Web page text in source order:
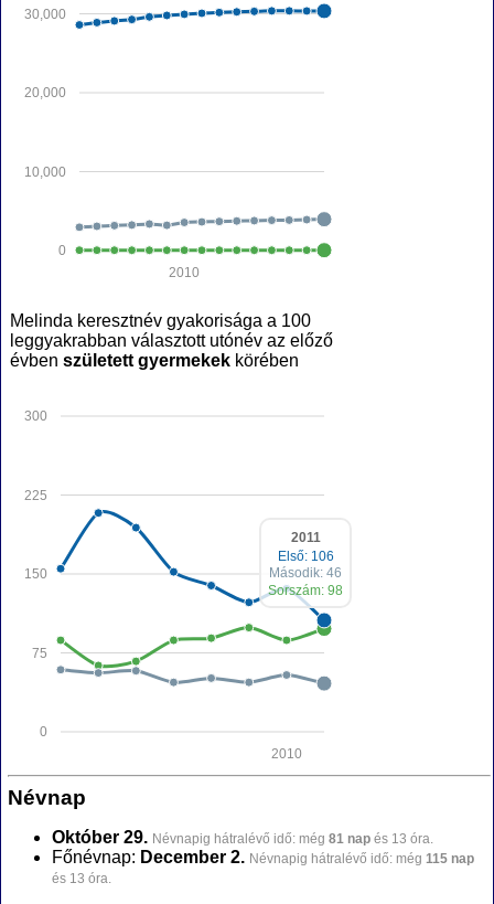
0
10,000
20,000
30,000
2010
Melinda keresztnév gyakorisága a 100
leggyakrabban választott utónév az előző
évben született gyermekek körében
0
75
150
225
300
2010
2011
Első: 106
Második: 46
Sorszám: 98
Névnap
Október 29. Névnapig hátralévő idő: még 81 nap és 13 óra.
Főnévnap: December 2. Névnapig hátralévő idő: még 115 nap
és 13 óra.